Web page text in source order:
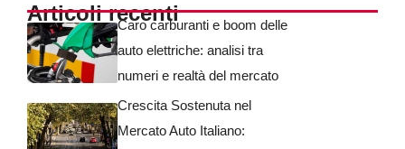
Articoli recentiCaro carburanti e boom delle
auto elettriche: analisi tra
numeri e realtà del mercato
Crescita Sostenuta nel
Mercato Auto Italiano: